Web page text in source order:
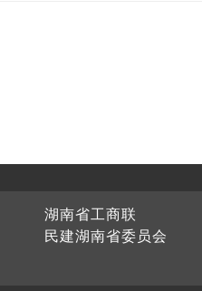
湖南省工商联
民建湖南省委员会